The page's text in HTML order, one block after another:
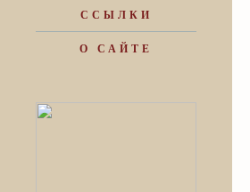
ССЫЛКИ
О САЙТЕ